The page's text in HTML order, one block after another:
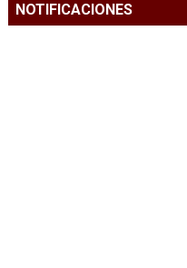
NOTIFICACIONES